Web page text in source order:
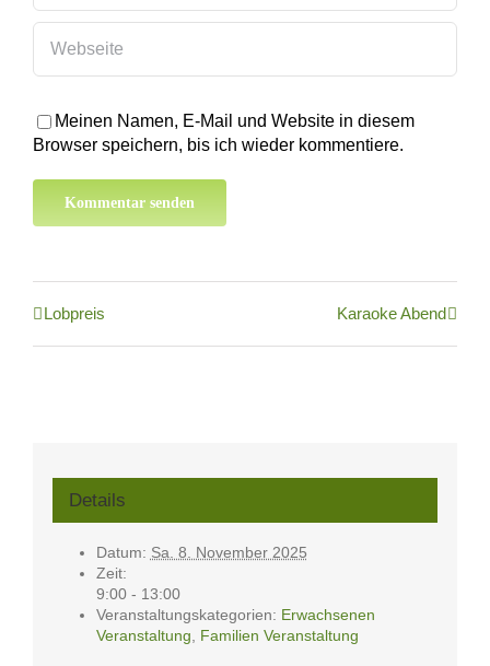
Meinen Namen, E-Mail und Website in diesem
Browser speichern, bis ich wieder kommentiere.
Lobpreis Karaoke Abend
Details
Datum: Sa. 8. November 2025
Zeit:
9:00 - 13:00
Veranstaltungskategorien: Erwachsenen
Veranstaltung
Familien Veranstaltung